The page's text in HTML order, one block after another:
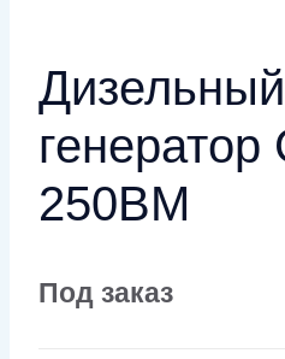
Дизельный
генератор
250BM
Под заказ